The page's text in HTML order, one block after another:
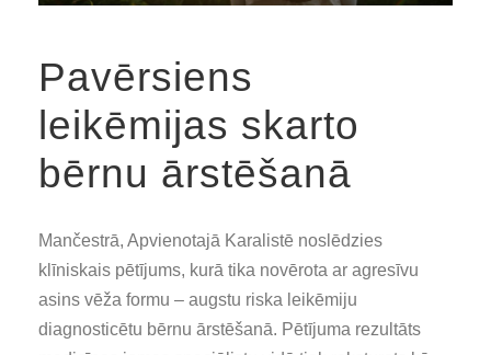
Pavērsiens
leikēmijas skarto
bērnu ārstēšanā
Mančestrā, Apvienotajā Karalistē noslēdzies
klīniskais pētījums, kurā tika novērota ar agresīvu
asins vēža formu – augstu riska leikēmiju
diagnosticētu bērnu ārstēšanā. Pētījuma rezultāts